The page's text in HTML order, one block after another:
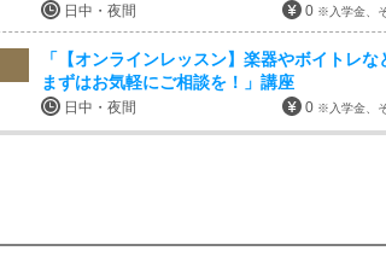
日中・夜間 0 ※入学金、
「【オンラインレッスン】楽器やボイトレ
まずはお気軽にご相談を！」講座
日中・夜間 0 ※入学金、